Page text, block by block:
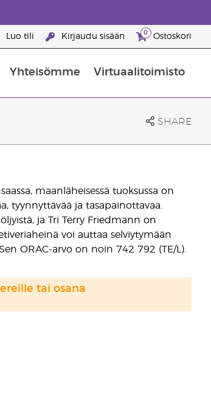
Luo tili Kirjaudu sisään 0 Ostoskori
Yhteisömme Virtuaalitoimisto
SHARE
maanläheisessä tuoksussa on
tyynnyttävää ja tasapainottavaa.
ja Tri Terry Friedmann on
voi auttaa selviytymään
ORAC-arvo on noin 742 792 (TE/L).
tai osana